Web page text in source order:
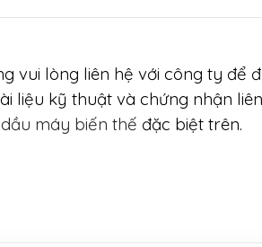
vui lòng liên hệ với công ty để
liệu kỹ thuật và chứng nhận
dầu máy biến thế đặc biệt trên.